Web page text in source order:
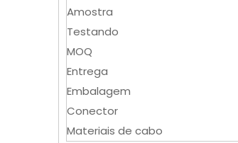
Amostra
Testando
MOQ
Entrega
Embalagem
Conector
Materiais de cabo